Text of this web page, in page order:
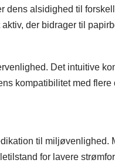
dens alsidighed til
der bidrager til
Det intuitive
kompatibilitet med
til miljøvenlighed.
for lavere